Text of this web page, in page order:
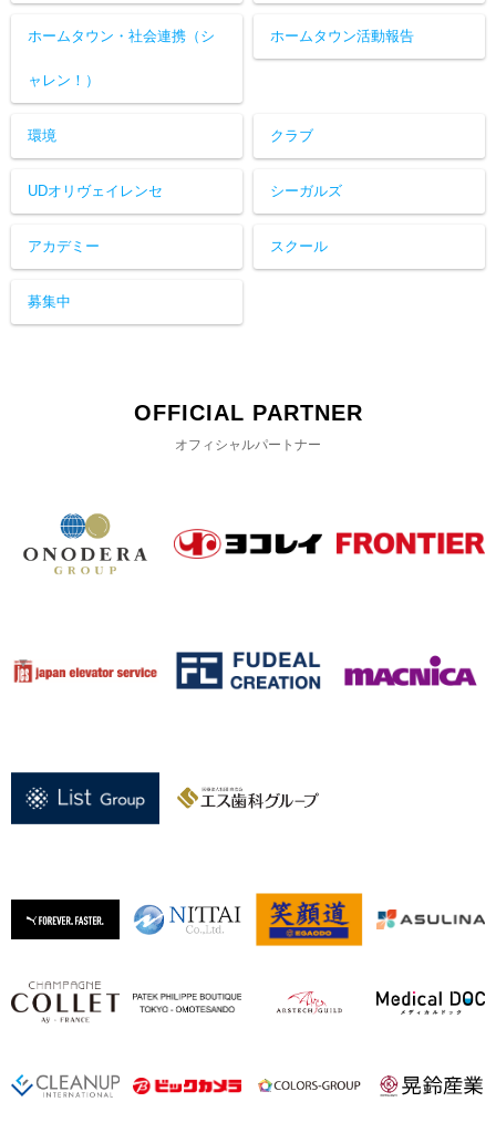
ホームタウン・社会連携（シ
ャレン！）
ホームタウン活動報告
環境 クラブ
UDオリヴェイレンセ シーガルズ
アカデミー スクール
募集中
OFFICIAL PARTNER
オフィシャルパートナー